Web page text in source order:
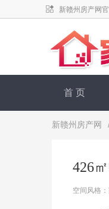
新赣州房产网
首 页
新赣州房产网
426
空间风格